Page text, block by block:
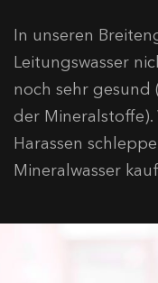
In unseren
Leitungswasser
noch sehr gesund
der Mineralstoffe).
Harassen
Mineralwasser